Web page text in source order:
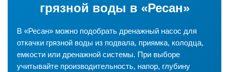
грязной воды в «Ресан»
В «Ресан» можно подобрать дренажный насос для
откачки грязной воды из подвала, приямка, колодца,
емкости или дренажной системы. При выборе
учитывайте производительность, напор, глубину